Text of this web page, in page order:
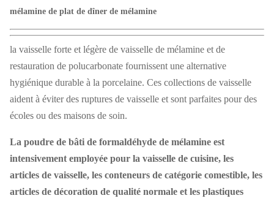
mélamine de plat de dîner de mélamine
la vaisselle forte et légère de vaisselle de mélamine et de
restauration de polucarbonate fournissent une alternative
hygiénique durable à la porcelaine. Ces collections de vaisselle
aident à éviter des ruptures de vaisselle et sont parfaites pour des
écoles ou des maisons de soin.
La poudre de bâti de formaldéhyde de mélamine est
intensivement employée pour la vaisselle de cuisine, les
articles de vaisselle, les conteneurs de catégorie comestible, les
articles de décoration de qualité normale et les plastiques